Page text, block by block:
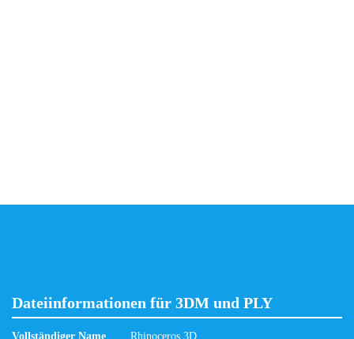
Dateiinformationen für 3DM und PLY
Vollständiger Name
Rhinoceros 3D